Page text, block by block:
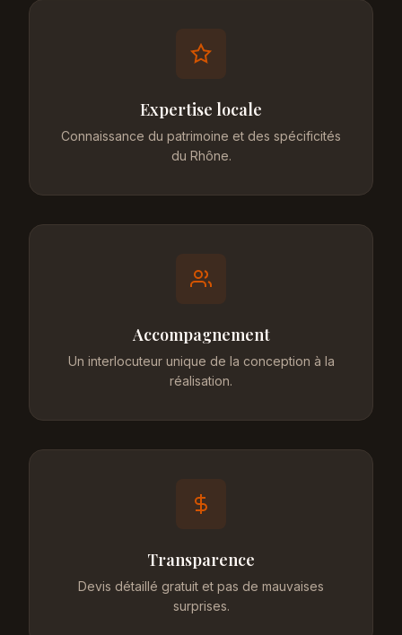
Expertise locale
Connaissance du patrimoine et des spécificités
du Rhône.
Accompagnement
Un interlocuteur unique de la conception à la
réalisation.
Transparence
Devis détaillé gratuit et pas de mauvaises
surprises.